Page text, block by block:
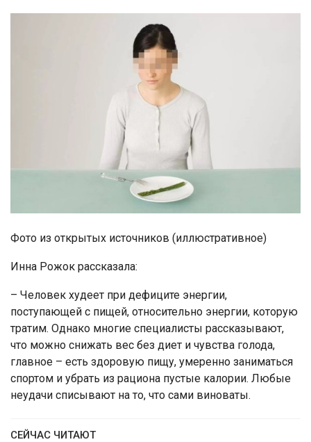
Фото из открытых источников (иллюстративное)
Инна Рожок рассказала:
– Человек худеет при дефиците энергии,
поступающей с пищей, относительно энергии, которую
тратим. Однако многие специалисты рассказывают,
что можно снижать вес без диет и чувства голода,
главное – есть здоровую пищу, умеренно заниматься
спортом и убрать из рациона пустые калории. Любые
неудачи списывают на то, что сами виноваты.
СЕЙЧАС ЧИТАЮТ